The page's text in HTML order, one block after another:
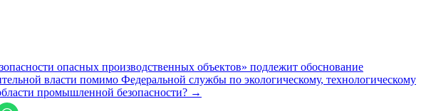
опасных производственных объектов» подлежит обоснование
власти помимо Федеральной службы по экологическому, технологическому
промышленной безопасности? →